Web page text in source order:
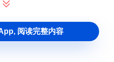
阅读完整内容